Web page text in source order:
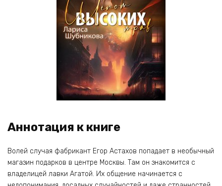
Аннотация к книге
Волей случая фабрикант Егор Астахов попадает в необычный
магазин подарков в центре Москвы. Там он знакомится с
владелицей лавки Агатой. Их общение начинается с